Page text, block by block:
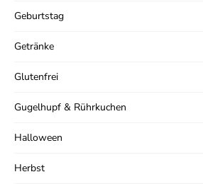
Geburtstag
Getränke
Glutenfrei
Gugelhupf & Rührkuchen
Halloween
Herbst